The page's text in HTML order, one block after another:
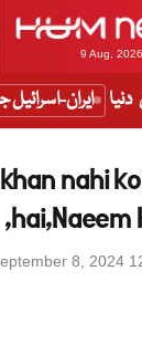
9 Aug, 2026
دنیا ایران-
nahi
hai,Naeem
8, 2024